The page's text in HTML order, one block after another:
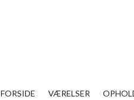
FORSIDE VÆRELSER